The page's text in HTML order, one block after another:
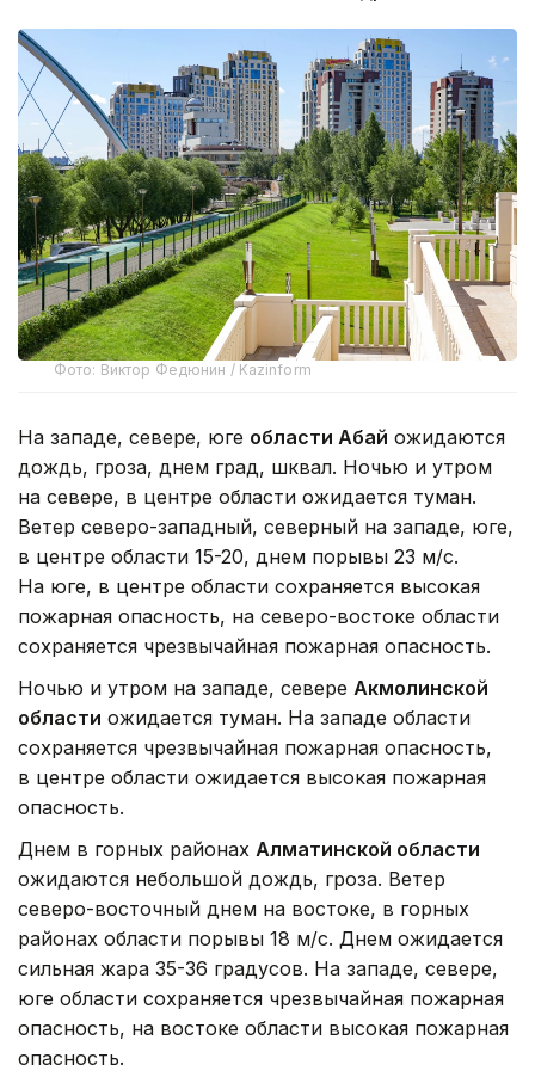
Фото: Виктор Федюнин / Kazinform
На западе, севере, юге области Абай ожидаются
дождь, гроза, днем град, шквал. Ночью и утром
на севере, в центре области ожидается туман.
Ветер северо-западный, северный на западе, юге,
в центре области 15-20, днем порывы 23 м/с.
На юге, в центре области сохраняется высокая
пожарная опасность, на северо-востоке области
сохраняется чрезвычайная пожарная опасность.
Ночью и утром на западе, севере Акмолинской
области ожидается туман. На западе области
сохраняется чрезвычайная пожарная опасность,
в центре области ожидается высокая пожарная
опасность.
Днем в горных районах Алматинской области
ожидаются небольшой дождь, гроза. Ветер
северо-восточный днем на востоке, в горных
районах области порывы 18 м/с. Днем ожидается
сильная жара 35-36 градусов. На западе, севере,
юге области сохраняется чрезвычайная пожарная
опасность, на востоке области высокая пожарная
опасность.